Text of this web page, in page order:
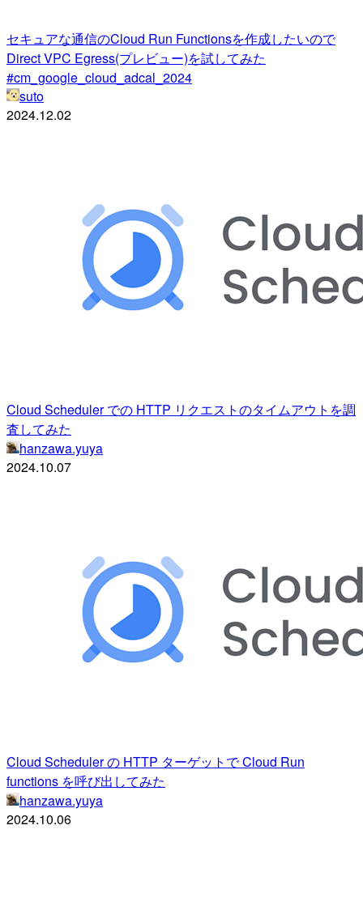
セキュアな通信のCloud Run Functionsを作成したいので
Direct VPC Egress(プレビュー)を試してみた
#cm_google_cloud_adcal_2024
suto
2024.12.02
Cloud Scheduler での HTTP リクエストのタイムアウトを調
査してみた
hanzawa.yuya
2024.10.07
Cloud Scheduler の HTTP ターゲットで Cloud Run
functions を呼び出してみた
hanzawa.yuya
2024.10.06